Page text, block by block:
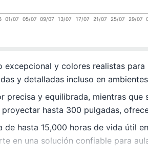
01/07 05/07 09/07 13/07 17/07 21/07 25/07 29/07
y colores realistas
y detalladas incluso en
y equilibrada, mientras
hasta 300 pulgadas,
hasta 15,000 horas de vida útil
en una solución confiable para